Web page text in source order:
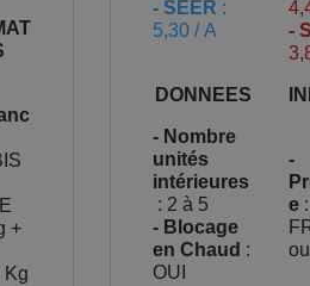
+
Kg
- SEER :
5,30 / A
-
DONNEES
- Nombre
unités
intérieures
: 2 à 5
- Blocage
en Chaud :
OUI
-
e :